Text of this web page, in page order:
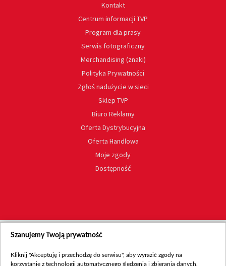
Kontakt
Centrum informacji TVP
Program dla prasy
Serwis fotograficzny
Merchandising (znaki)
Polityka Prywatności
Zgłoś nadużycie w sieci
Sklep TVP
Biuro Reklamy
Oferta Dystrybucyjna
Oferta Handlowa
Moje zgody
Dostępność
Szanujemy Twoją prywatność
Kliknij "Akceptuję i przechodzę do serwisu", aby wyrazić zgody na
korzystanie z technologii automatycznego śledzenia i zbierania danych,